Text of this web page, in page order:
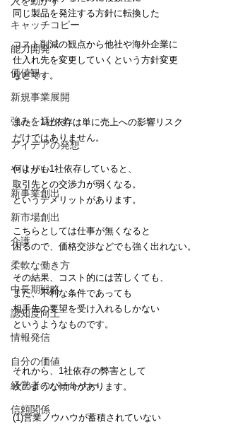
キャッチコピー
能力開発
価値観
新規事業展開
強みを活かす
アイデアの発想
やりがい
新事業創出
新市場創出
介護
柔軟な働き方
中長期戦略
認知度向上
情報発信
自分の価値
経営者のパートナー
信頼関係
同じ製品を発注する方針に転換した
コスト削減の観点から他社や海外企業に
仕入れ先を変更していくという方針変更
などです。
また、1社依存は単に売上への影響リスク
だけではありません。
何よりも1社依存していると、
取引先との交渉力が弱くなる。
というデメリットがあります。
こちらとしては仕事が無くなると
困るので、価格交渉などでも強く出れない。
その結果、コスト的には苦しくても、
また、不利な条件であっても
相手先の要望を受け入れるしかない
というようなものです。
それから、1社依存の弊害として
次のような傾向があります。
(1)営業ノウハウが蓄積されていない